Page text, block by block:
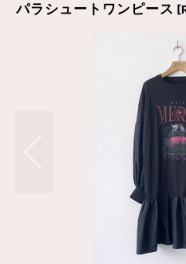
パラシュートワンピース [